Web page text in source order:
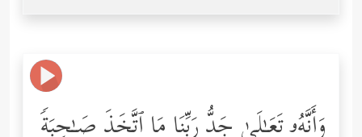
وَأَنَّهُۥ تَعَـٰلَىٰ جَدُّ رَبِّنَا مَا ٱتَّخَذَ صَـٰحِبَةࣰ